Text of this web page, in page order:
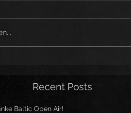
Recent Posts
Baltic Open Air!